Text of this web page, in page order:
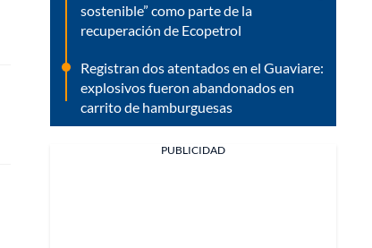
sostenible” como parte de la
recuperación de Ecopetrol
Registran dos atentados en el Guaviare:
explosivos fueron abandonados en
carrito de hamburguesas
PUBLICIDAD